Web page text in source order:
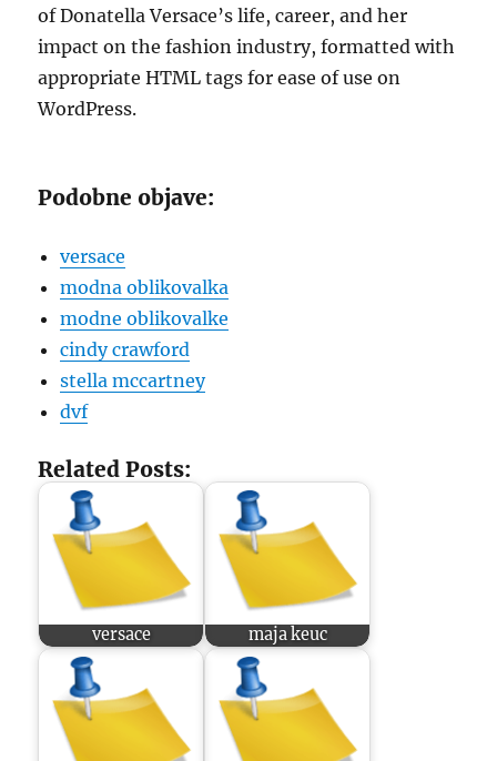
of Donatella Versace’s life, career, and her
impact on the fashion industry, formatted with
appropriate HTML tags for ease of use on
WordPress.
Podobne objave:
versace
modna oblikovalka
modne oblikovalke
cindy crawford
stella mccartney
dvf
Related Posts:
versace maja keuc